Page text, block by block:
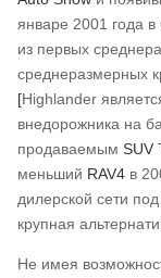
январе 2001 года
из первых
среднеразмерных
[Highlander
внедорожника на
продаваемым SUV
меньший RAV4 в
дилерской сети
крупная
Не имея